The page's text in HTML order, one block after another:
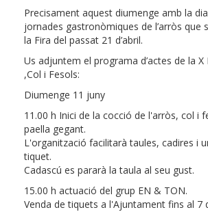
Precisament aquest diumenge amb la
jornades gastronòmiques de l’arròs que
la Fira del passat 21 d’abril.
Us adjuntem el programa d’actes de la X
,Col i Fesols:
Diumenge 11 juny
11.00 h Inici de la cocció de l'arròs, col i
paella gegant.
L'organització facilitarà taules, cadires i
tiquet.
Cadascú es pararà la taula al seu gust.
15.00 h actuació del grup EN & TON.
Venda de tiquets a l'Ajuntament fins al 7